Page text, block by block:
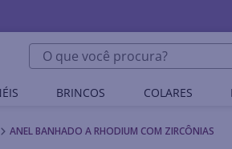
O que você procura?
BRINCOS COLARES
ANEL BANHADO A RHODIUM COM ZIRCÔNIAS